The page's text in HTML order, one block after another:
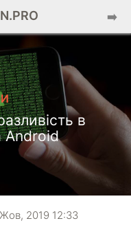
➡️
в
Android
2019 12:33